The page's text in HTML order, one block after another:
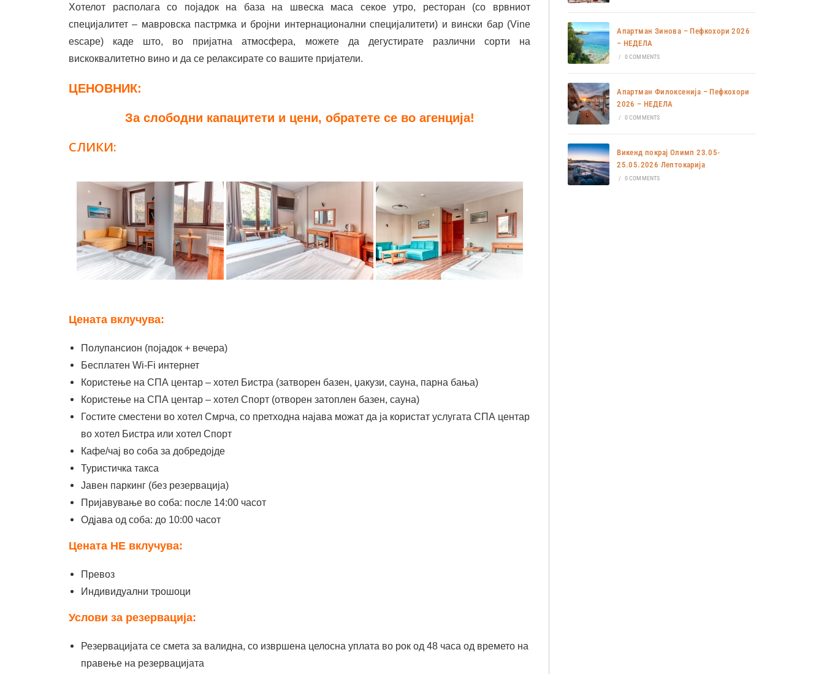
Хотелот располага со појадок на база на швеска маса секое утро, ресторан (со врвниот
специјалитет – мавровска пастрмка и бројни интернационални специјалитети) и вински бар (Vine
escape) каде што, во пријатна атмосфера, можете да дегустирате различни сорти на
вискоквалитетно вино и да се релаксирате со вашите пријатели.
ЦЕНОВНИК:
За слободни капацитети и цени, обратете се во агенција!
СЛИКИ:
Цената вклучува:
Полупансион (појадок + вечера)
Бесплатен Wi-Fi интернет
Користење на СПА центар – хотел Бистра (затворен базен, џакузи, сауна, парна бања)
Користење на СПА центар – хотел Спорт (отворен затоплен базен, сауна)
Гостите сместени во хотел Смрча, со претходна најава можат да ја користат услугата СПА центар
во хотел Бистра или хотел Спорт
Кафе/чај во соба за добредојде
Туристичка такса
Јавен паркинг (без резервација)
Пријавување во соба: после 14:00 часот
Одјава од соба: до 10:00 часот
Цената НЕ вклучува:
Превоз
Индивидуални трошоци
Услови за резервација:
Резервацијата се смета за валидна, со извршена целосна уплата во рок од 48 часа од времето на
правење на резервацијата
Апартман Зинова – Пефкохори 2026
– НЕДЕЛА
/ 0 COMMENTS
Апартман Филоксенија – Пефкохори
2026 – НЕДЕЛА
/ 0 COMMENTS
Викенд покрај Олимп 23.05-
25.05.2026 Лептокарија
/ 0 COMMENTS